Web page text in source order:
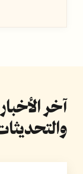
آخر الأخبار